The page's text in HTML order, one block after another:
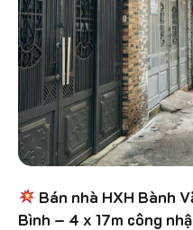
Bán nhà HXH Bành
Bình – 4 x 17m công